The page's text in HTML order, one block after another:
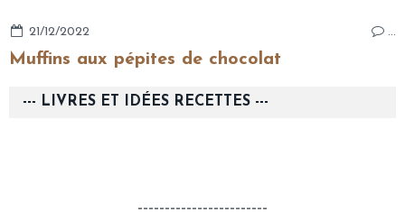
21/12/2022 …
Muffins aux pépites de chocolat
--- LIVRES ET IDÉES RECETTES ---
------------------------